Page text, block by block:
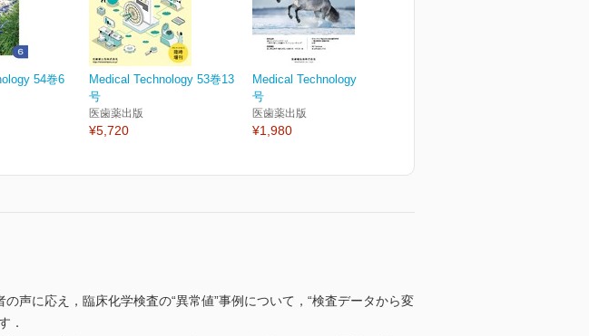
54巻6
Medical Technology 53巻13
号
医歯薬出版
¥5,720
Medical Technology 53巻12
号
医歯薬出版
¥1,980
声に応え，臨床化学検査の“異常値”事例について，“検査データから変
．